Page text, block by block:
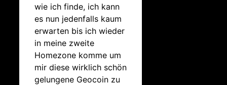
wie ich finde, ich kann
es nun jedenfalls kaum
erwarten bis ich wieder
in meine zweite
Homezone komme um
mir diese wirklich schön
gelungene Geocoin zu